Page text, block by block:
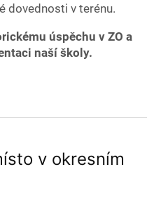
dovednosti v terénu.
úspěchu v ZO a
naší školy.
v okresním